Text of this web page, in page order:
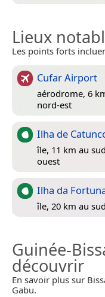
Lieux
Les points forts
Cufar Airport
aérodrome, 6
nord-est
Ilha de
île, 11 km au
ouest
Ilha da
île, 20 km au sud
Guinée-
découvrir
En savoir plus sur
Gabu.